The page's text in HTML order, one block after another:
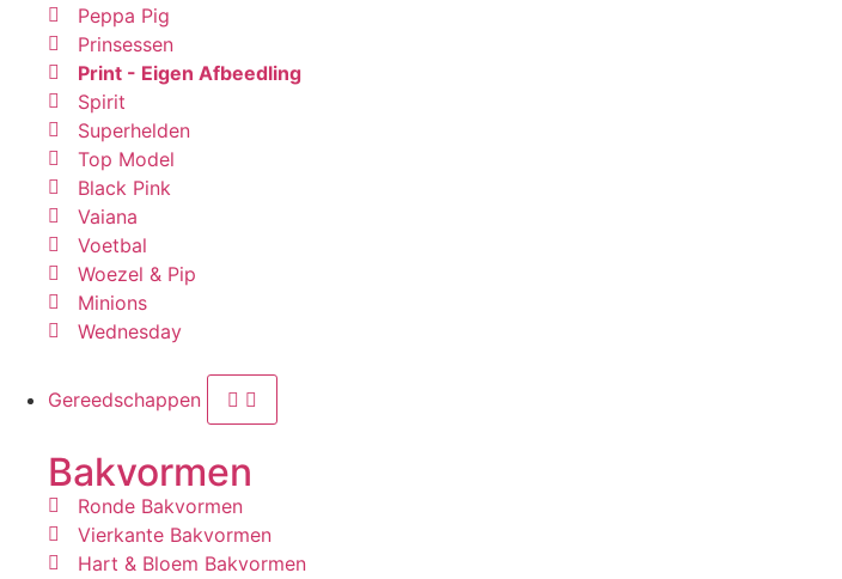
Peppa Pig
Prinsessen
Print - Eigen Afbeedling
Spirit
Superhelden
Top Model
Black Pink
Vaiana
Voetbal
Woezel & Pip
Minions
Wednesday
Gereedschappen
Bakvormen
Ronde Bakvormen
Vierkante Bakvormen
Hart & Bloem Bakvormen